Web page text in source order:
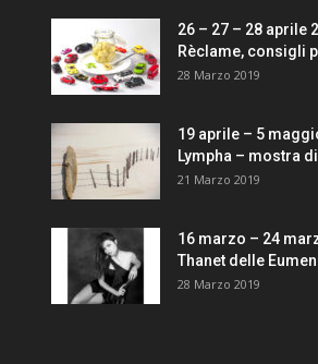
26 – 27 – 28 aprile
Rèclame, consigli
28 Marzo 2019
19 aprile – 5
Lympha – mostra
21 Marzo 2019
16 marzo – 24
Thanet delle
28 Marzo 2019